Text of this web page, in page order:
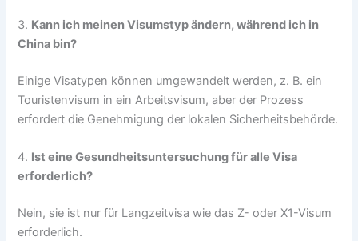
3. Kann ich meinen Visumstyp ändern, während ich in
China bin?
Einige Visatypen können umgewandelt werden, z. B. ein
Touristenvisum in ein Arbeitsvisum, aber der Prozess
erfordert die Genehmigung der lokalen Sicherheitsbehörde.
4. Ist eine Gesundheitsuntersuchung für alle Visa
erforderlich?
Nein, sie ist nur für Langzeitvisa wie das Z- oder X1-Visum
erforderlich.